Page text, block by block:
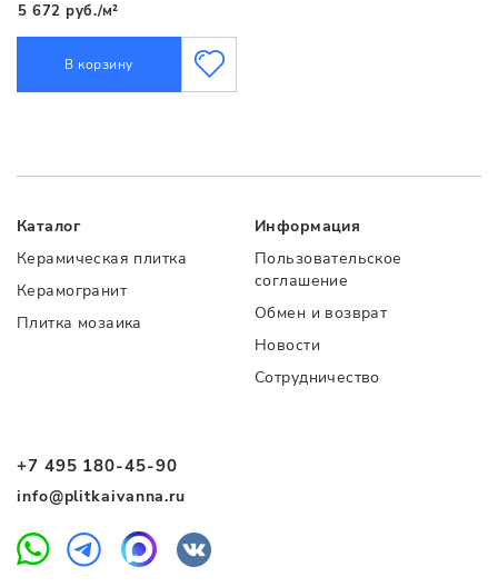
5 672 руб./м²
В корзину
+7 495 180-45-90
info@plitkaivanna.ru
Каталог
Керамическая плитка
Керамогранит
Плитка мозаика
Информация
Пользовательское
соглашение
Обмен и возврат
Новости
Сотрудничество